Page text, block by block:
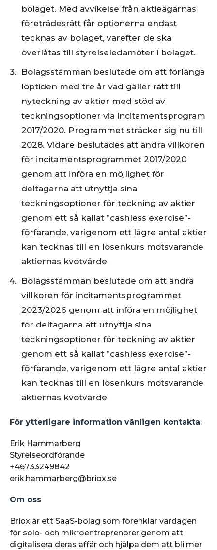
bolaget. Med avvikelse från aktieägarnas
företrädesrätt får optionerna endast
tecknas av bolaget, varefter de ska
överlåtas till styrelseledamöter i bolaget.
Bolagsstämman beslutade om att förlänga
löptiden med tre år vad gäller rätt till
nyteckning av aktier med stöd av
teckningsoptioner via incitamentsprogram
2017/2020. Programmet sträcker sig nu till
2028. Vidare beslutades att ändra villkoren
för incitamentsprogrammet 2017/2020
genom att införa en möjlighet för
deltagarna att utnyttja sina
teckningsoptioner för teckning av aktier
genom ett så kallat ”cashless exercise”-
förfarande, varigenom ett lägre antal aktier
kan tecknas till en lösenkurs motsvarande
aktiernas kvotvärde.
Bolagsstämman beslutade om att ändra
villkoren för incitamentsprogrammet
2023/2026 genom att införa en möjlighet
för deltagarna att utnyttja sina
teckningsoptioner för teckning av aktier
genom ett så kallat ”cashless exercise”-
förfarande, varigenom ett lägre antal aktier
kan tecknas till en lösenkurs motsvarande
aktiernas kvotvärde.
För ytterligare information vänligen kontakta:
Erik Hammarberg
Styrelseordförande
+46733249842
erik.hammarberg@briox.se
Om oss
Briox är ett SaaS-bolag som förenklar vardagen
för solo- och mikroentreprenörer genom att
digitalisera deras affär och hjälpa dem att bli mer